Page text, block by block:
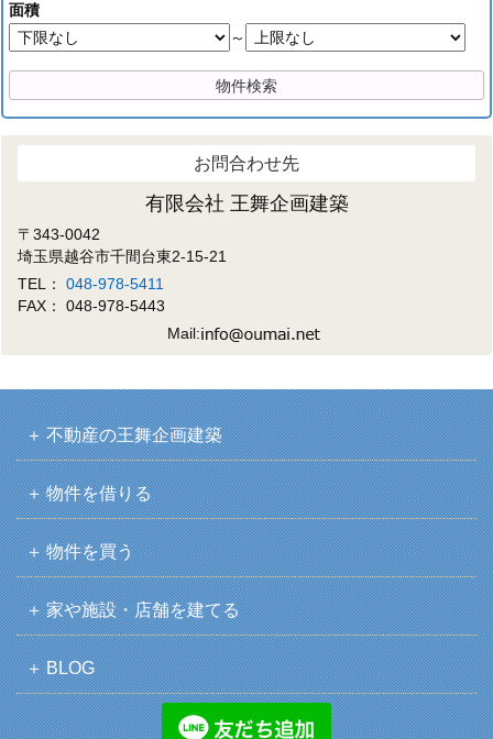
面積
～
お問合わせ先
有限会社 王舞企画建築
〒343-0042
埼玉県越谷市千間台東2-15-21
TEL：048-978-5411
FAX： 048-978-5443
Mail:
不動産の王舞企画建築
物件を借りる
物件を買う
家や施設・店舗を建てる
BLOG